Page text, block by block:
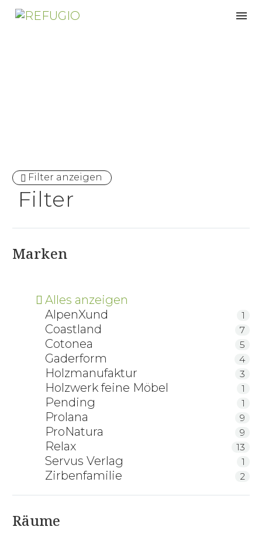
Filter anzeigen
Filter
Marken
Alles anzeigen
AlpenXund
1
Coastland 7
Cotonea 5
Gaderform 4
Holzmanufaktur 3
Holzwerk feine Möbel 1
Pending 1
Prolana 9
ProNatura 9
Relax 13
Servus Verlag 1
Zirbenfamilie 2
Räume